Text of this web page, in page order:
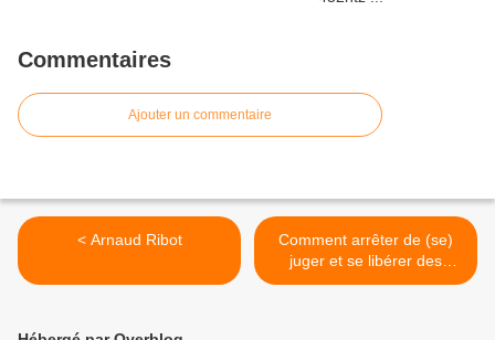
Commentaires
Ajouter un commentaire
< Arnaud Ribot
Comment arrêter de (se)
juger et se libérer des
ruminations ? >